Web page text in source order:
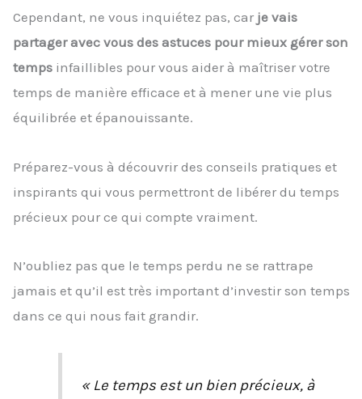
Cependant, ne vous inquiétez pas, car je vais
partager avec vous des astuces pour mieux gérer son
temps infaillibles pour vous aider à maîtriser votre
temps de manière efficace et à mener une vie plus
équilibrée et épanouissante.
Préparez-vous à découvrir des conseils pratiques et
inspirants qui vous permettront de libérer du temps
précieux pour ce qui compte vraiment.
N’oubliez pas que le temps perdu ne se rattrape
jamais et qu’il est très important d’investir son temps
dans ce qui nous fait grandir.
« Le temps est un bien précieux, à